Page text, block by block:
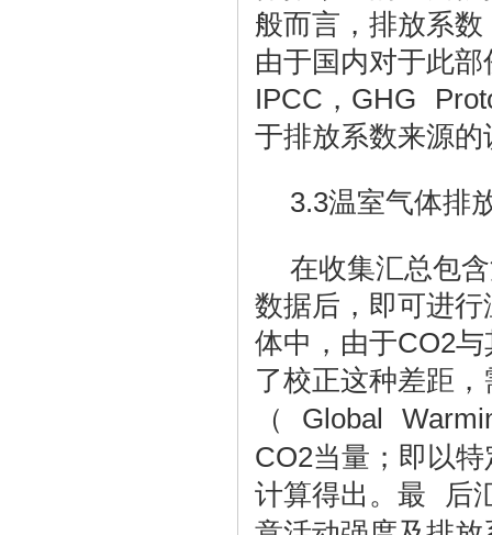
般而言，排放系
由于国内对于此
IPCC ， GHG
于排放系数来源
3.3温室气体排
在收集汇总包
数据后，即可进
体中，由于CO2与
了校正这种差距
（ Global
CO2当量；即以
计算得出。最 后